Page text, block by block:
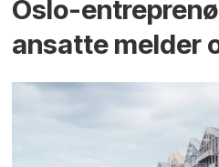
Oslo-
ansatte melder